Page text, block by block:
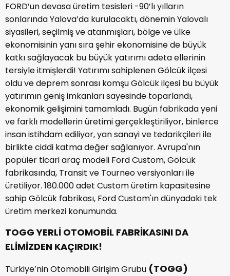
FORD’un devasa üretim tesisleri -90’lı yılların
sonlarında Yalova’da kurulacaktı, dönemin Yalovalı
siyasileri, seçilmiş ve atanmışları, bölge ve ülke
ekonomisinin yanı sıra şehir ekonomisine de büyük
katkı sağlayacak bu büyük yatırımı adeta ellerinin
tersiyle itmişlerdi! Yatırımı sahiplenen Gölcük ilçesi
oldu ve deprem sonrası komşu Gölcük ilçesi bu büyük
yatırımın geniş imkanları sayesinde toparlandı,
ekonomik gelişimini tamamladı. Bugün fabrikada yeni
ve farklı modellerin üretimi gerçekleştiriliyor, binlerce
insan istihdam ediliyor, yan sanayi ve tedarikçileri ile
birlikte ciddi katma değer sağlanıyor. Avrupa'nın
popüler ticari araç modeli Ford Custom, Gölcük
fabrikasında, Transit ve Tourneo versiyonları ile
üretiliyor. 180.000 adet Custom üretim kapasitesine
sahip Gölcük fabrikası, Ford Custom'ın dünyadaki tek
üretim merkezi konumunda.
TOGG YERLİ OTOMOBİL FABRİKASINI DA
ELİMİZDEN KAÇIRDIK!
Türkiye’nin Otomobili Girişim Grubu (TOGG)